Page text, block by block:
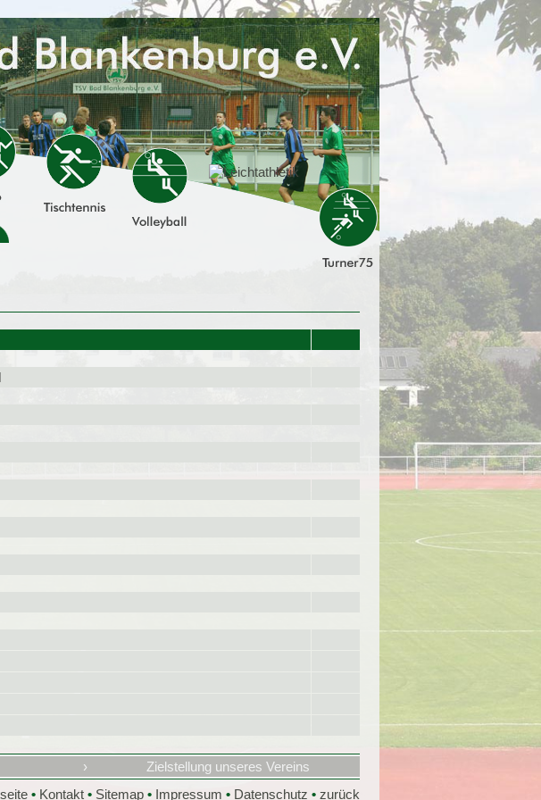
›
Zielstellung unseres Vereins
• Kontakt • Sitemap • Impressum • Datenschutz • zurück